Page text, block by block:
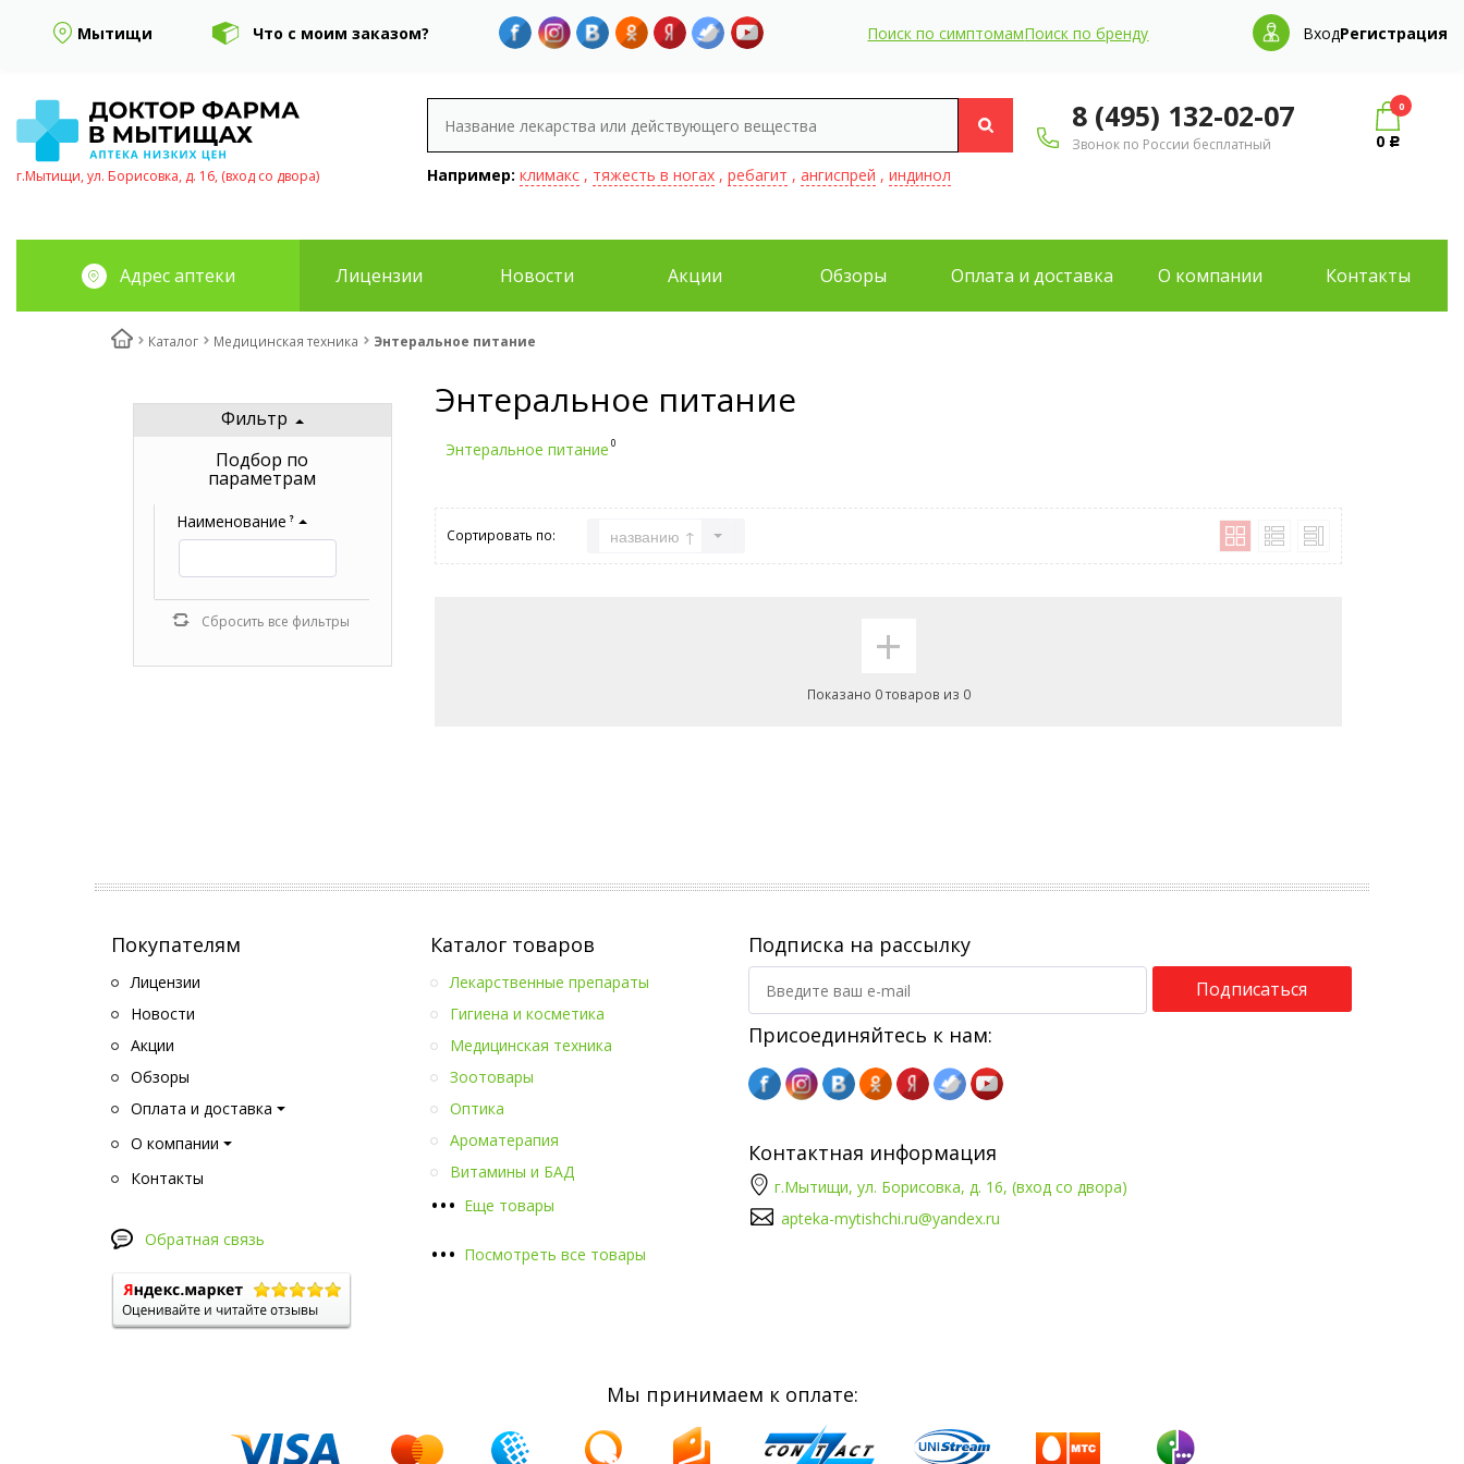
Мытищи Что с моим заказом? Поиск по симптомамПоиск по бренду ВходРегистрация
г.Мытищи, ул. Борисовка, д. 16, (вход со двора) Например: климакс, тяжесть в ногах, ребагит , ангиспрей , индинол
8 (495) 132-02-07
Звонок по России бесплатный
0
0 Р
Адрес аптеки Лицензии Новости Акции Обзоры Оплата и доставка О компании Контакты
Каталог Медицинская техника Энтеральное питание
Фильтр
Подбор по
параметрам
Наименование ?
Сбросить все фильтры
Энтеральное питание
Энтеральное питание 0
Сортировать по: названию ↑
+
Показано 0 товаров из 0
Покупателям
Лицензии
Новости
Акции
Обзоры
Оплата и доставка
О компании
Контакты
Обратная связь
Каталог товаров
••• Еще товары
Лекарственные препараты
Гигиена и косметика
Медицинская техника
Зоотовары
Оптика
Ароматерапия
Витамины и БАД
••• Посмотреть все товары
Подписка на рассылку
Подписаться
Присоединяйтесь к нам:
Контактная информация
г.Мытищи, ул. Борисовка, д. 16, (вход со двора)
apteka-mytishchi.ru@yandex.ru
Мы принимаем к оплате: